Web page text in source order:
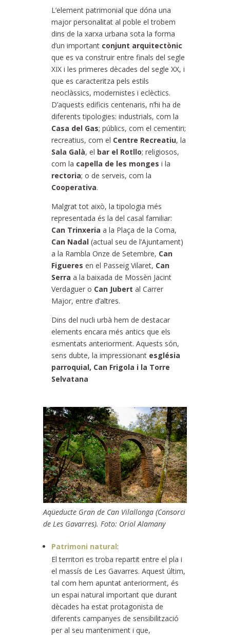
L’element patrimonial que dóna una
major personalitat al poble el trobem
dins de la xarxa urbana sota la forma
d’un important conjunt arquitectònic
que es va construir entre finals del segle
XIX i les primeres dècades del segle XX, i
que es caracteritza pels estils
neoclàssics, modernistes i eclèctics.
D’aquests edificis centenaris, n’hi ha de
diferents tipologies: industrials, com la
Casa del Gas; públics, com el cementiri;
recreatius, com el Centre Recreatiu, la
Sala Galà, el bar el Rotllo; religiosos,
com la capella de les monges i la
rectoria; o de serveis, com la
Cooperativa.
Malgrat tot això, la tipologia més
representada és la del casal familiar:
Can Trinxeria a la Plaça de la Coma,
Can Nadal (actual seu de l’Ajuntament)
a la Rambla Onze de Setembre, Can
Figueres en el Passeig Vilaret, Can
Serra a la baixada de Mossèn Jacint
Verdaguer o Can Jubert al Carrer
Major, entre d’altres.
Dins del nucli urbà hem de destacar
elements encara més antics que els
esmentats anteriorment. Aquests són,
sens dubte, la impressionant església
parroquial, Can Frigola i la Torre
Selvatana
Aqüeducte Gran de Can Vilallonga (Consorci
de Les Gavarres). Foto: Oriol Alamany
Patrimoni natural:
El territori es troba repartit entre el pla i
el massís de Les Gavarres. Aquest últim,
tal com hem apuntat anteriorment, és
un espai natural important que durant
dècades ha estat protagonista de
diferents campanyes de sensibilització
per al seu manteniment i que,